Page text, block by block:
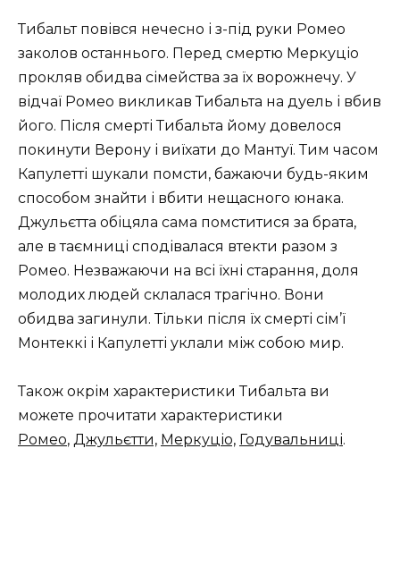
Тибальт повівся нечесно і з-під руки Ромео
заколов останнього. Перед смертю Меркуціо
прокляв обидва сімейства за їх ворожнечу. У
відчаї Ромео викликав Тибальта на дуель і вбив
його. Після смерті Тибальта йому довелося
покинути Верону і виїхати до Мантуї. Тим часом
Капулетті шукали помсти, бажаючи будь-яким
способом знайти і вбити нещасного юнака.
Джульєтта обіцяла сама помститися за брата,
але в таємниці сподівалася втекти разом з
Ромео. Незважаючи на всі їхні старання, доля
молодих людей склалася трагічно. Вони
обидва загинули. Тільки після їх смерті сім’ї
Монтеккі і Капулетті уклали між собою мир.
Також окрім характеристики Тибальта ви
можете прочитати характеристики
Ромео, Джульєтти, Меркуціо, Годувальниці.